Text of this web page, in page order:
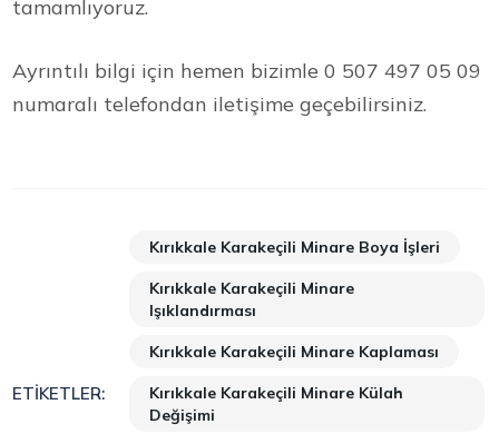
tamamlıyoruz.
Ayrıntılı bilgi için hemen bizimle 0 507 497 05 09
numaralı telefondan iletişime geçebilirsiniz.
ETIKETLER:
Kırıkkale Karakeçili Minare Boya İşleri
Kırıkkale Karakeçili Minare
Işıklandırması
Kırıkkale Karakeçili Minare Kaplaması
Kırıkkale Karakeçili Minare Külah
Değişimi